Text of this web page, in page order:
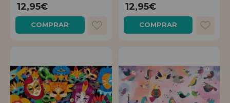
12,95€
COMPRAR
12,95€
COMPRAR